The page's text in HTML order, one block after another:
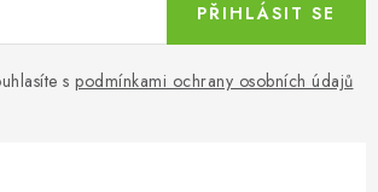
s podmínkami ochrany osobních údajů
PŘIHLÁSIT SE